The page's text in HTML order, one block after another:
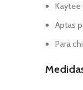
Kaytee
Aptas
Para